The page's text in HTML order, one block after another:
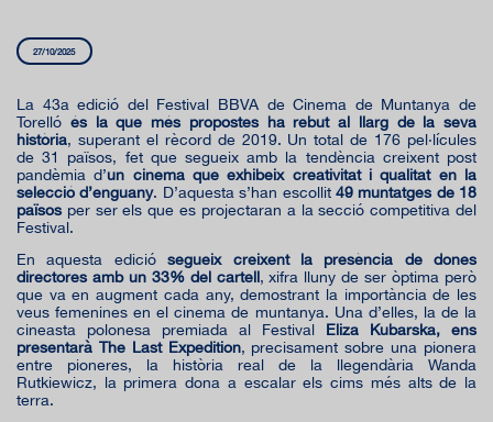
27/10/2025
La 43a edició del Festival BBVA de Cinema de Muntanya de
Torelló és la que més propostes ha rebut al llarg de la seva
història, superant el rècord de 2019. Un total de 176 pel·lícules
de 31 països, fet que segueix amb la tendència creixent post
pandèmia d’un cinema que exhibeix creativitat i qualitat en la
selecció d’enguany. D’aquesta s’han escollit 49 muntatges de 18
països per ser els que es projectaran a la secció competitiva del
Festival.
En aquesta ediciósegueix creixent la presència de dones
directores amb un 33% del cartell, xifra lluny de ser òptima però
que va en augment cada any, demostrant la importància de les
veus femenines en el cinema de muntanya. Una d’elles, la de la
cineasta polonesa premiada al Festival Eliza Kubarska, ens
presentarà The Last Expedition, precisament sobre una pionera
entre pioneres, la història real de la llegendària Wanda
Rutkiewicz, la primera dona a escalar els cims més alts de la
terra.